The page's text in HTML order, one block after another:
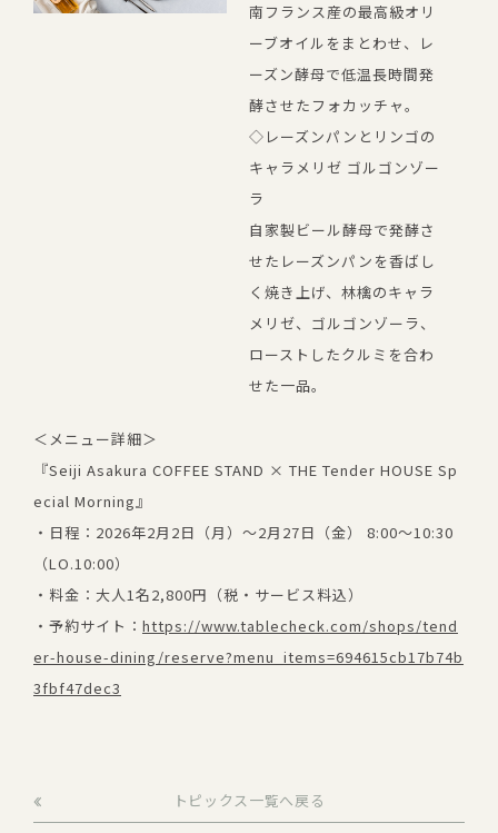
南フランス産の最高級オリ
ーブオイルをまとわせ、レ
ーズン酵母で低温長時間発
酵させたフォカッチャ。
◇レーズンパンとリンゴの
キャラメリゼ ゴルゴンゾー
ラ
自家製ビール酵母で発酵さ
せたレーズンパンを香ばし
く焼き上げ、林檎のキャラ
メリゼ、ゴルゴンゾーラ、
ローストしたクルミを合わ
せた一品。
＜メニュー詳細＞
『Seiji Asakura COFFEE STAND × THE Tender HOUSE Sp
ecial Morning』
・日程：2026年2月2日（月）～2月27日（金） 8:00～10:30
（LO.10:00）
・料金：大人1名2,800円（税・サービス料込）
・予約サイト： https://www.tablecheck.com/shops/tend
er-house-dining/reserve?menu_items=694615cb17b74b
3fbf47dec3
トピックス一覧へ戻る